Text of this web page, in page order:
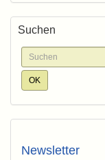
Suchen
Newsletter